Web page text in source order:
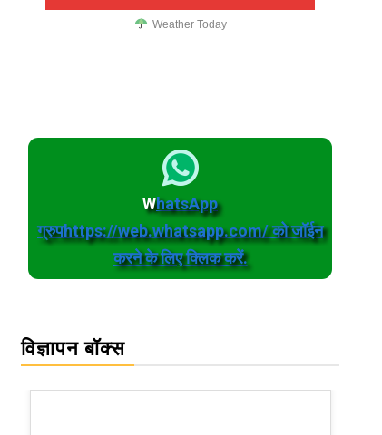
Weather Today
WhatsApp
ग्रुपhttps://web.whatsapp.com/ को जॉईन
करने के लिए क्लिक करें.
विज्ञापन बॉक्स